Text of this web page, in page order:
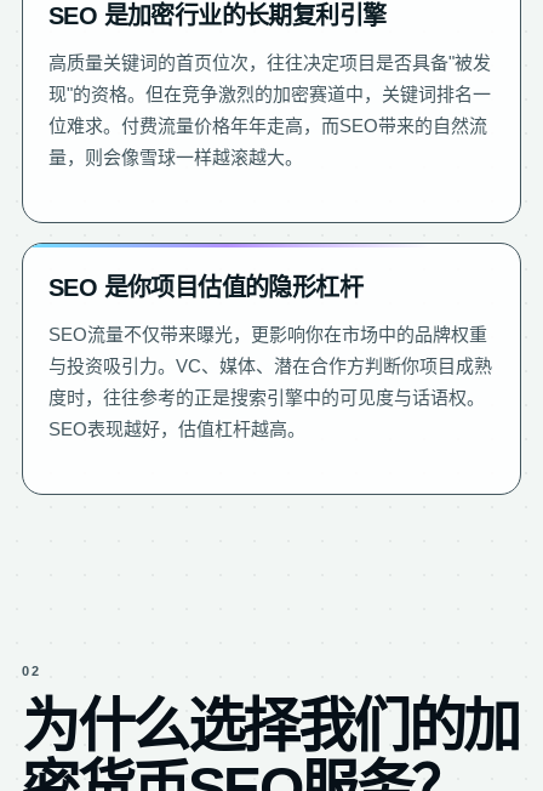
SEO 是加密行业的长期复利引擎
高质量关键词的首页位次，往往决定项目是否具备"被发
现"的资格。但在竞争激烈的加密赛道中，关键词排名一
位难求。付费流量价格年年走高，而SEO带来的自然流
量，则会像雪球一样越滚越大。
SEO 是你项目估值的隐形杠杆
SEO流量不仅带来曝光，更影响你在市场中的品牌权重
与投资吸引力。VC、媒体、潜在合作方判断你项目成熟
度时，往往参考的正是搜索引擎中的可见度与话语权。
SEO表现越好，估值杠杆越高。
02
为什么选择我们的加